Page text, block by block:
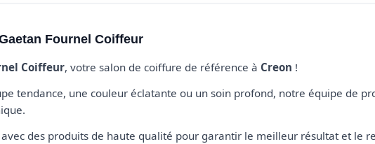
Fournel Coiffeur
Coiffeur, votre salon de coiffure de référence à Creon !
tendance, une couleur éclatante ou un soin profond, notre équipe de
des produits de haute qualité pour garantir le meilleur résultat et le